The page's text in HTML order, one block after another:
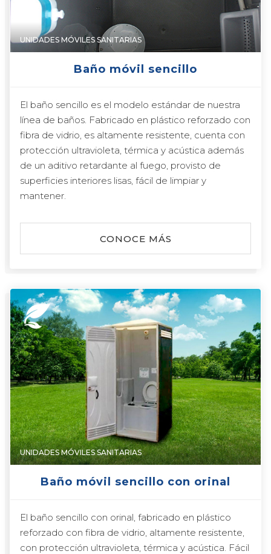
UNIDADES MÓVILES SANITARIAS
Baño móvil sencillo
El baño sencillo es el modelo estándar de nuestra
línea de baños. Fabricado en plástico reforzado con
fibra de vidrio, es altamente resistente, cuenta con
protección ultravioleta, térmica y acústica además
de un aditivo retardante al fuego, provisto de
superficies interiores lisas, fácil de limpiar y
mantener.
CONOCE MÁS
UNIDADES MÓVILES SANITARIAS
Baño móvil sencillo con orinal
El baño sencillo con orinal, fabricado en plástico
reforzado con fibra de vidrio, altamente resistente,
con protección ultravioleta, térmica y acústica. Fácil